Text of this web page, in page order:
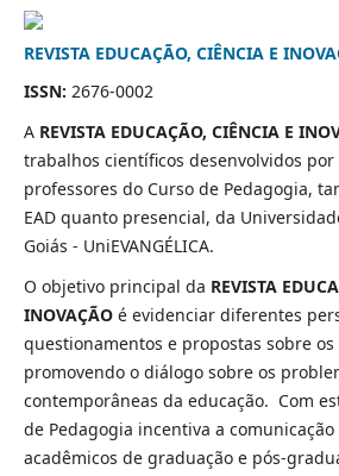
REVISTA EDUCAÇÃO, CIÊNCIA E
ISSN: 2676-0002
A REVISTA EDUCAÇÃO, CIÊNCIA E
trabalhos científicos desenvolvidos por
professores do Curso de Pedagogia,
EAD quanto presencial, da
Goiás - UniEVANGÉLICA.
O objetivo principal da REVISTA
INOVAÇÃOé evidenciar diferentes
questionamentos e propostas sobre
promovendo o diálogo sobre os
contemporâneas da educação. Com
de Pedagogia incentiva a
acadêmicos de graduação e pós-